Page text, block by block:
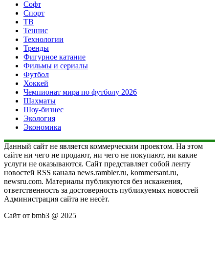
Софт
Спорт
ТВ
Теннис
Технологии
Тренды
Фигурное катание
Фильмы и сериалы
Футбол
Хоккей
Чемпионат мира по футболу 2026
Шахматы
Шоу-бизнес
Экология
Экономика
Данный сайт не является коммерческим проектом. На этом
сайте ни чего не продают, ни чего не покупают, ни какие
услуги не оказываются. Сайт представляет собой ленту
новостей RSS канала news.rambler.ru, kommersant.ru,
newsru.com. Материалы публикуются без искажения,
ответственность за достоверность публикуемых новостей
Администрация сайта не несёт.
Сайт от bmb3 @ 2025